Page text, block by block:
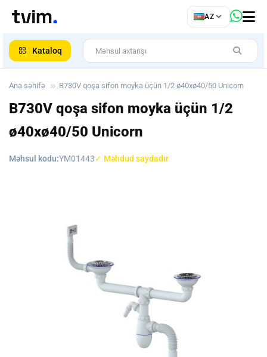
AZ
Kataloq
Ana səhifə B730V qoşa sifon moyka üçün 1/2 ø40xø40/50 Unicorn
B730V qoşa sifon moyka üçün 1/2
ø40xø40/50 Unicorn
Məhsul kodu:YM01443✓ Məhdud saydadır